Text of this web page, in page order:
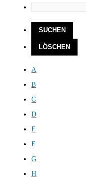
A
B
C
D
E
F
G
H